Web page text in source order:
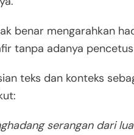
benar mengarahkan
tanpa adanya
teks dan konteks
serangan dari